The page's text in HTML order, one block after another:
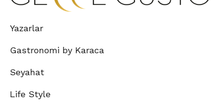
Yazarlar
Gastronomi by Karaca
Seyahat
Life Style